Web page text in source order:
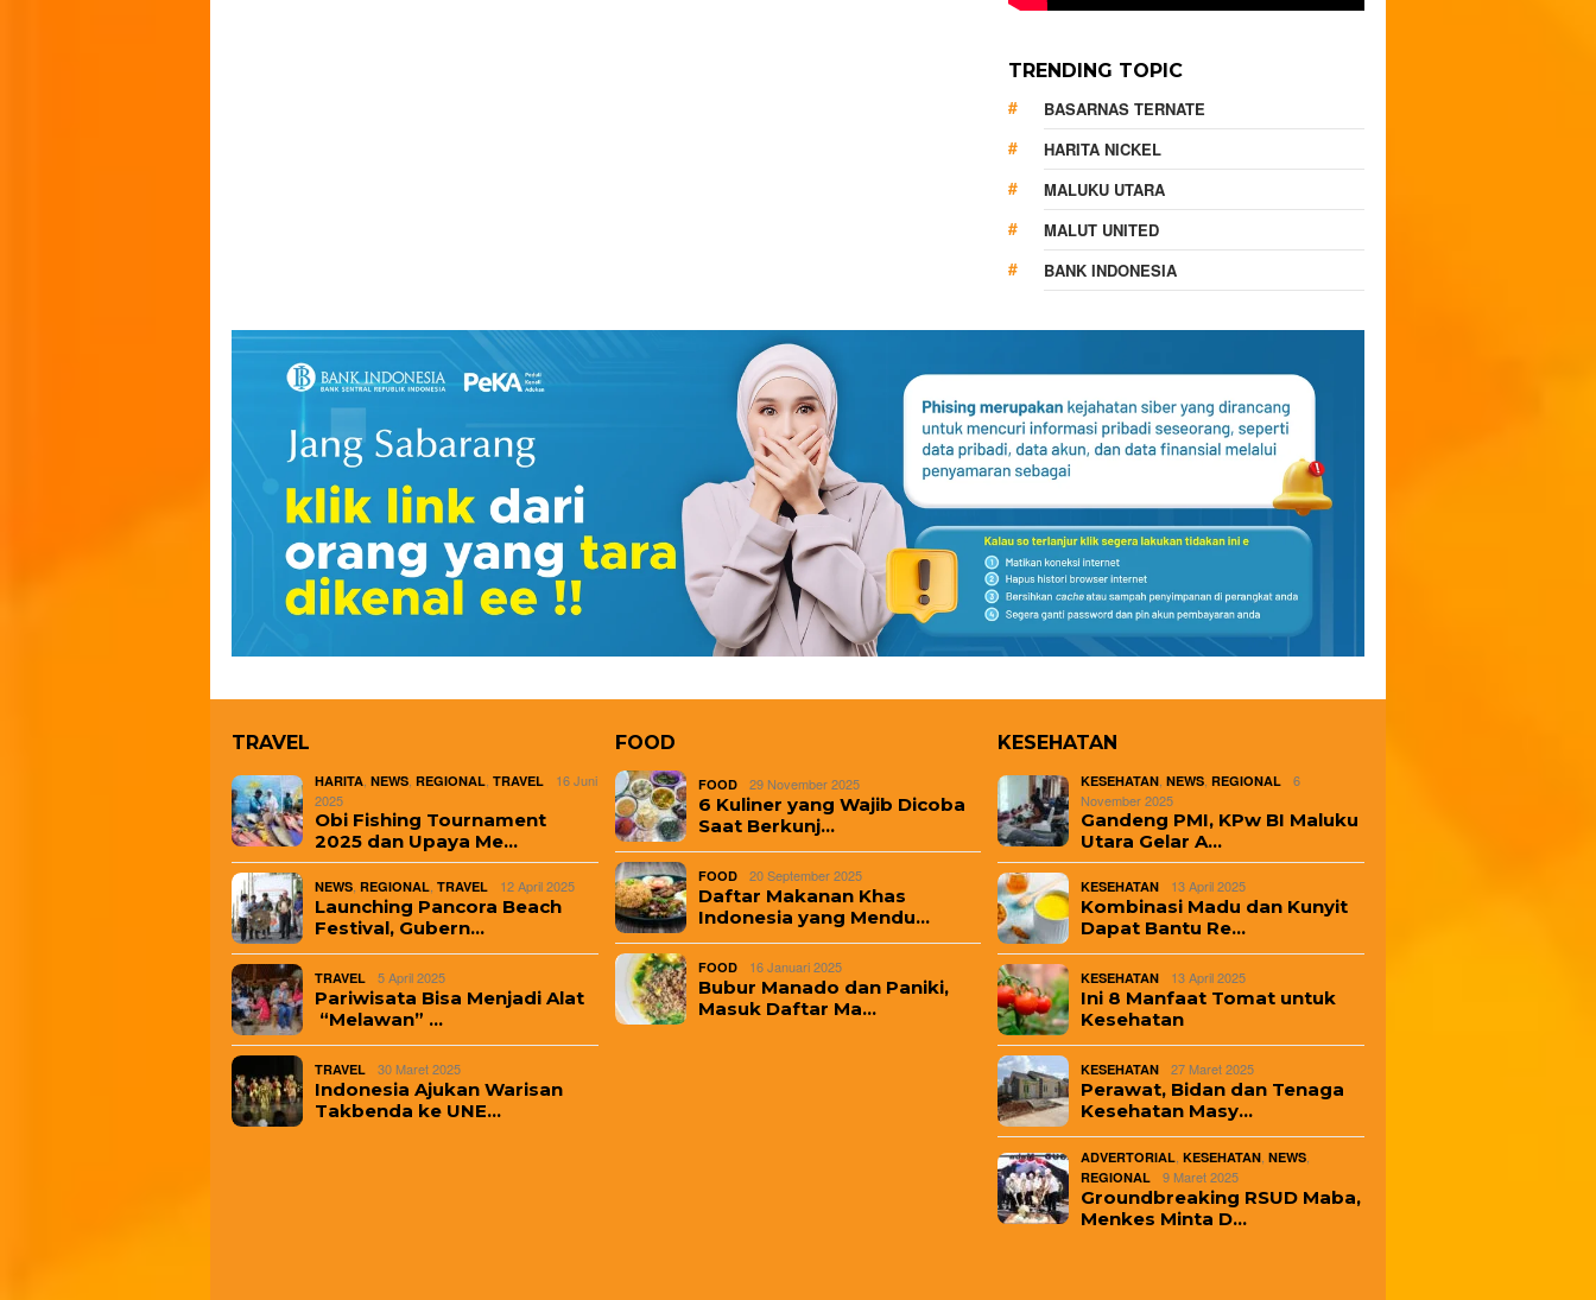
TRENDING TOPIC
BASARNAS TERNATE
HARITA NICKEL
MALUKU UTARA
MALUT UNITED
BANK INDONESIA
TRAVEL
HARITA, NEWS, REGIONAL, TRAVEL
16 Juni
2025
Obi Fishing Tournament
2025 dan Upaya Me…
NEWS, REGIONAL, TRAVEL 12 April 2025
Launching Pancora Beach
Festival, Gubern…
TRAVEL 5 April 2025
Pariwisata Bisa Menjadi Alat
“Melawan” …
TRAVEL 30 Maret 2025
Indonesia Ajukan Warisan
Takbenda ke UNE…
FOOD
FOOD 29 November 2025
6 Kuliner yang Wajib Dicoba
Saat Berkunj…
FOOD 20 September 2025
Daftar Makanan Khas
Indonesia yang Mendu…
FOOD 16 Januari 2025
Bubur Manado dan Paniki,
Masuk Daftar Ma…
KESEHATAN
KESEHATAN,NEWS,REGIONAL
6
November 2025
Gandeng PMI, KPw BI Maluku
Utara Gelar A…
KESEHATAN 13 April 2025
Kombinasi Madu dan Kunyit
Dapat Bantu Re…
KESEHATAN 13 April 2025
Ini 8 Manfaat Tomat untuk
Kesehatan
KESEHATAN 27 Maret 2025
Perawat, Bidan dan Tenaga
Kesehatan Masy…
ADVERTORIAL,KESEHATAN,NEWS,
REGIONAL 9 Maret 2025
Groundbreaking RSUD Maba,
Menkes Minta D…